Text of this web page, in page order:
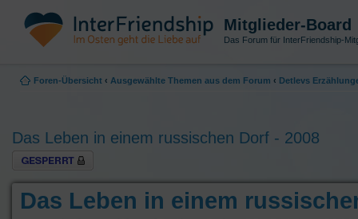
Mitglieder-Board
Das Forum für InterFriendship-
Foren-Übersicht ‹ Ausgewählte Themen aus dem Forum ‹ Detlevs
Das Leben in einem russischen Dorf - 2008
Thema gesperrt
Das Leben in einem